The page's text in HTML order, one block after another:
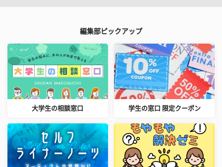
編集部ピックアップ
大学生の相談窓口 学生の窓口 限定クーポン